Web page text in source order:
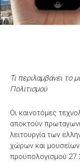
Τι περιλαμβάνει το
Πολιτισμού
Οι καινοτόμες
αποκτούν
λειτουργία των
χώρων και
προϋπολογισμού